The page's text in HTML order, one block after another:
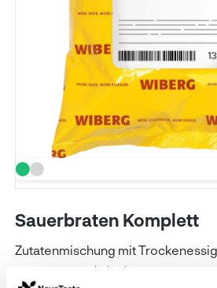
Sauerbraten Komplett
Zutatenmischung mit Trockenessig
Inhalt: 1 kg